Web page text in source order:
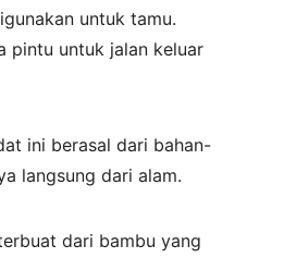
untuk tamu.
pintu untuk jalan keluar
ini berasal dari bahan-
langsung dari alam.
dari bambu yang